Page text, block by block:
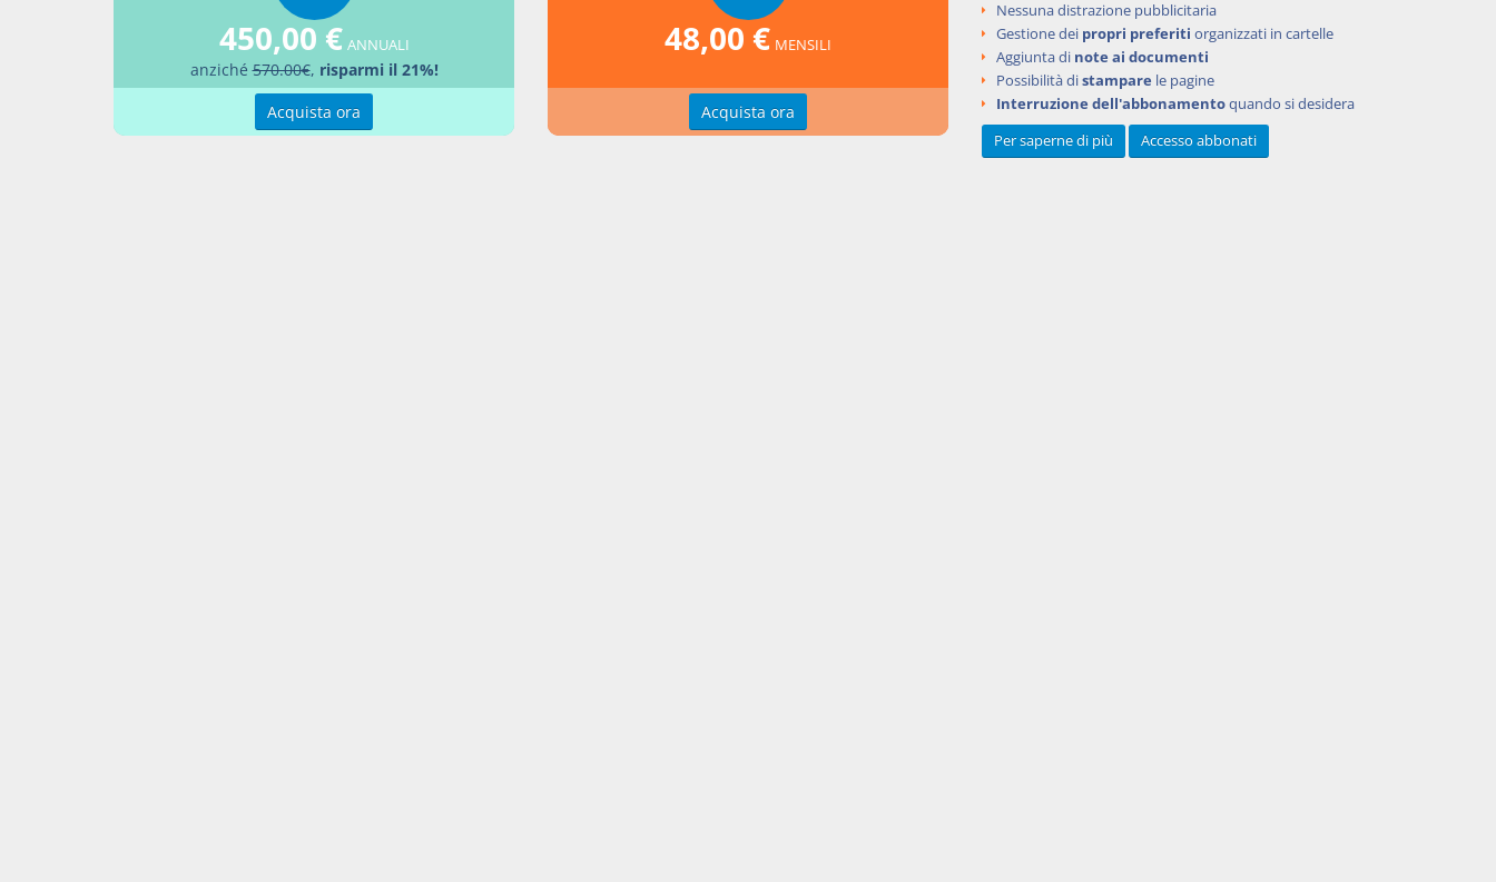
BALDI, Il contratto di agenzia, Milano, 1981
DE LUCA COGLIANDRO D'AURIA RONZA, Dei singoli contratti, Milano, II, 2002
450,00 € ANNUALI
anziché570.00€, risparmi il 21%!
Acquista ora
48,00 € MENSILI
Acquista ora
Nessuna distrazione pubblicitaria
Gestione dei propri preferiti organizzati in cartelle
Aggiunta di note ai documenti
Possibilità distampare le pagine
Interruzione dell'abbonamentoquando si desidera
Per saperne di più
Accesso abbonati